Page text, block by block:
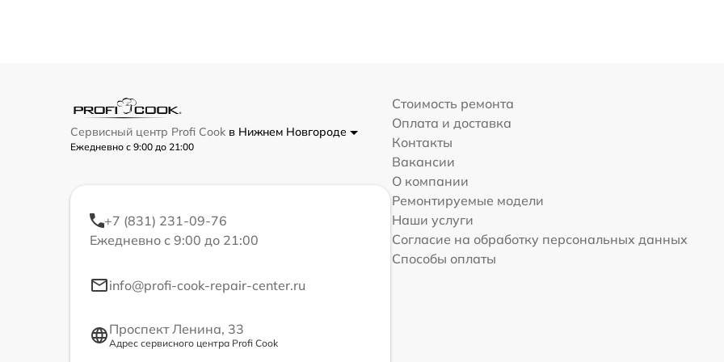
Сервисный центр Profi Cook в Нижнем Новгороде
Ежедневно с 9:00 до 21:00
+7 (831) 231-09-76
Ежедневно с 9:00 до 21:00
info@profi-cook-repair-center.ru
Проспект Ленина, 33
Адрес сервисного центра Profi Cook
Стоимость ремонта
Оплата и доставка
Контакты
Вакансии
О компании
Ремонтируемые модели
Наши услуги
Согласие на обработку персональных данных
Способы оплаты